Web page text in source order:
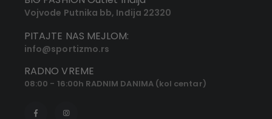
Vojvode Putnika bb, Inđija 22320
PITAJTE NAS MEJLOM:
info@sportizmo.rs
RADNO VREME
08:00 - 16:00h RADNIM DANIMA (kol centar)